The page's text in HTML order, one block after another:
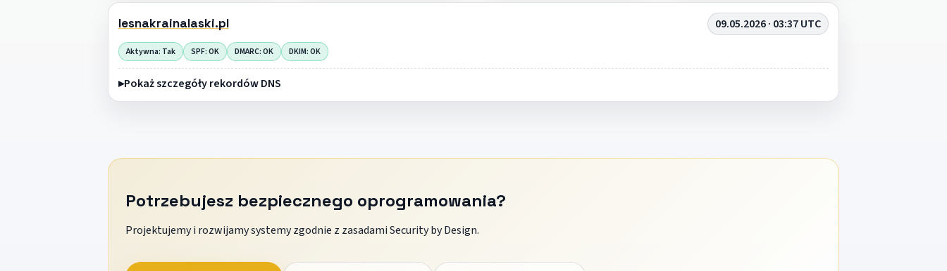
lesnakrainalaski.pl 09.05.2026 · 03:37 UTC
Aktywna: Tak SPF: OK DMARC: OK DKIM: OK
Pokaż szczegóły rekordów DNS
Potrzebujesz bezpiecznego oprogramowania?
Projektujemy i rozwijamy systemy zgodnie z zasadami Security by Design.